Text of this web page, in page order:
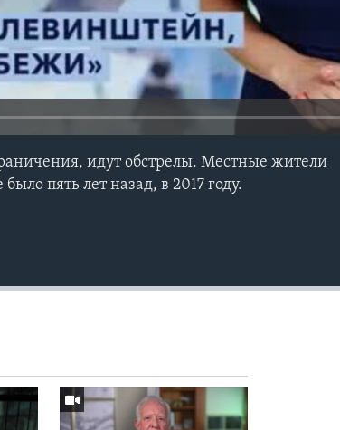
идут обстрелы. Местные жители
пять лет назад, в 2017 году.